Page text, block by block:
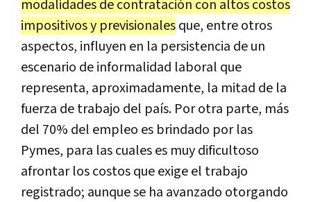
modalidades de contratación con altos costos
impositivos y previsionalesque, entre otros
aspectos, influyen en la persistencia de un
escenario de informalidad laboral que
representa, aproximadamente, la mitad de la
fuerza de trabajo del país. Por otra parte, más
del 70% del empleo es brindado por las
Pymes, para las cuales es muy dificultoso
afrontar los costos que exige el trabajo
registrado; aunque se ha avanzado otorgando